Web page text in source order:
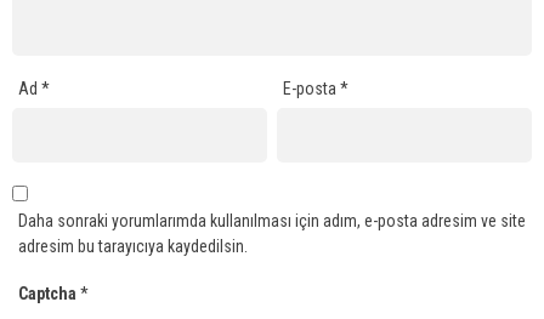
Ad * E-posta*
Daha sonraki yorumlarımda kullanılması için adım, e-posta adresim ve site
adresim bu tarayıcıya kaydedilsin.
Captcha *